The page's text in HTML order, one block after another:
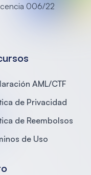
006/22
AML/CTF
de Privacidad
de Reembolsos
de Uso